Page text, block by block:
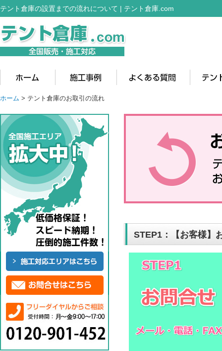
テント倉庫の設置までの流れについて | テント倉庫.com
ホーム > テント倉庫のお取引の流れ
STEP1：【お客様】